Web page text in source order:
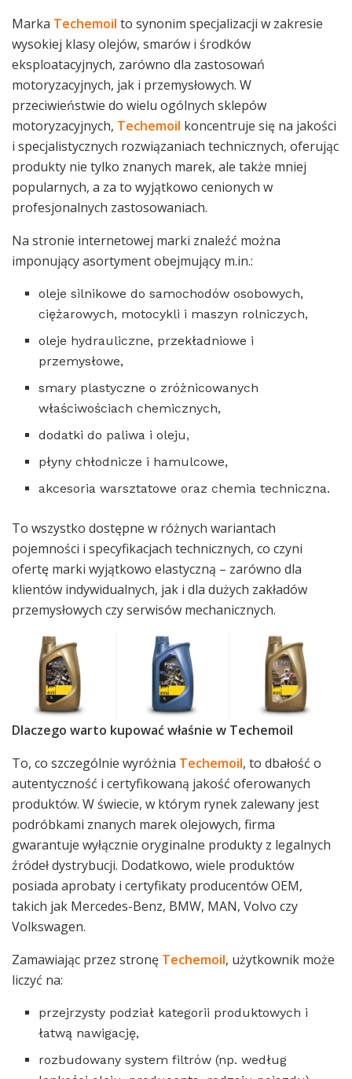
Marka Techemoil to synonim specjalizacji w zakresie
wysokiej klasy olejów, smarów i środków
eksploatacyjnych, zarówno dla zastosowań
motoryzacyjnych, jak i przemysłowych. W
przeciwieństwie do wielu ogólnych sklepów
motoryzacyjnych, Techemoil koncentruje się na jakości
i specjalistycznych rozwiązaniach technicznych, oferując
produkty nie tylko znanych marek, ale także mniej
popularnych, a za to wyjątkowo cenionych w
profesjonalnych zastosowaniach.
Na stronie internetowej marki znaleźć można
imponujący asortyment obejmujący m.in.:
oleje silnikowe do samochodów osobowych,
ciężarowych, motocykli i maszyn rolniczych,
oleje hydrauliczne, przekładniowe i
przemysłowe,
smary plastyczne o zróżnicowanych
właściwościach chemicznych,
dodatki do paliwa i oleju,
płyny chłodnicze i hamulcowe,
akcesoria warsztatowe oraz chemia techniczna.
To wszystko dostępne w różnych wariantach
pojemności i specyfikacjach technicznych, co czyni
ofertę marki wyjątkowo elastyczną – zarówno dla
klientów indywidualnych, jak i dla dużych zakładów
przemysłowych czy serwisów mechanicznych.
Dlaczego warto kupować właśnie w Techemoil
To, co szczególnie wyróżnia Techemoil, to dbałość o
autentyczność i certyfikowaną jakość oferowanych
produktów. W świecie, w którym rynek zalewany jest
podróbkami znanych marek olejowych, firma
gwarantuje wyłącznie oryginalne produkty z legalnych
źródeł dystrybucji. Dodatkowo, wiele produktów
posiada aprobaty i certyfikaty producentów OEM,
takich jak Mercedes-Benz, BMW, MAN, Volvo czy
Volkswagen.
Zamawiając przez stronę Techemoil, użytkownik może
liczyć na:
przejrzysty podział kategorii produktowych i
łatwą nawigację,
rozbudowany system filtrów (np. według